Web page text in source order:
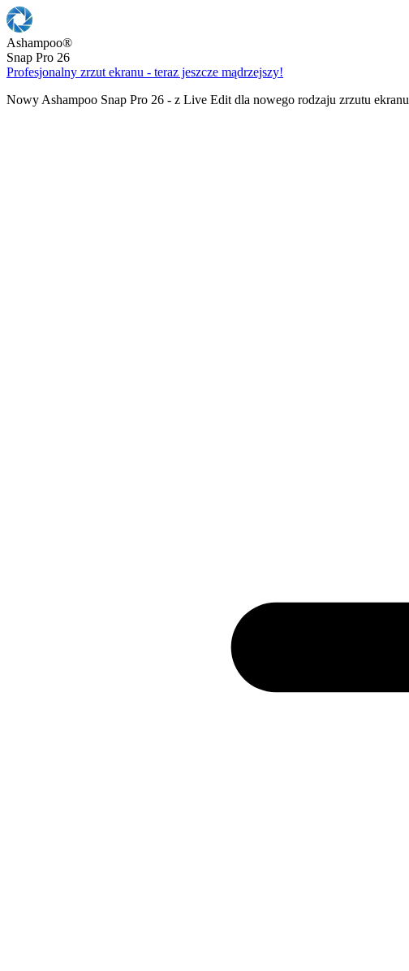
Ashampoo®
Snap Pro 26
Profesjonalny zrzut ekranu - teraz jeszcze mądrzejszy!
Nowy Ashampoo Snap Pro 26 - z Live Edit dla nowego rodzaju zrzutu ekranu